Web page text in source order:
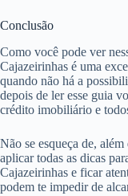
Conclusão
Como você pode ver
Cajazeirinhas é uma
quando não há a
depois de ler esse guia
crédito imobiliário e
Não se esqueça de,
aplicar todas as dicas
Cajazeirinhas e ficar
podem te impedir de